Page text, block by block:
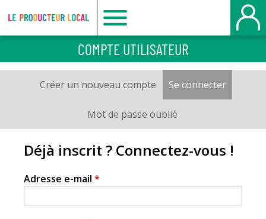
Le
producteur
local
Le
COMPTE UTILISATEUR
OngletsCréer un nouveau compte Se connecter(onglet
Mot de passe oublié
Déjà inscrit ? Connectez-vous !
Adresse e-mail *